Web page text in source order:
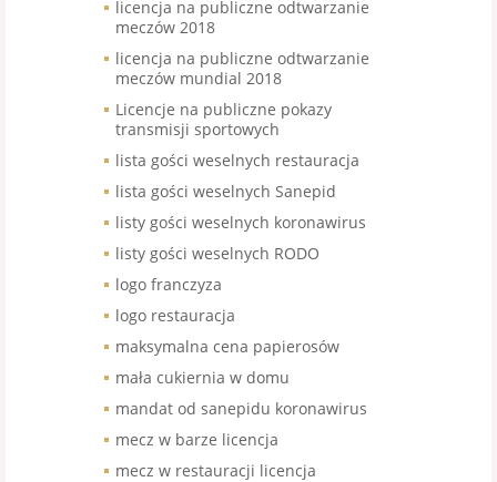
licencja na publiczne odtwarzanie
meczów 2018
licencja na publiczne odtwarzanie
meczów mundial 2018
Licencje na publiczne pokazy
transmisji sportowych
lista gości weselnych restauracja
lista gości weselnych Sanepid
listy gości weselnych koronawirus
listy gości weselnych RODO
logo franczyza
logo restauracja
maksymalna cena papierosów
mała cukiernia w domu
mandat od sanepidu koronawirus
mecz w barze licencja
mecz w restauracji licencja